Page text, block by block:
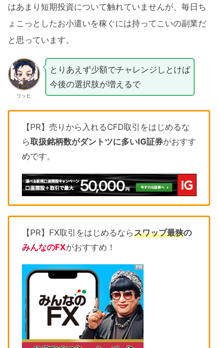
はあまり短期投資について触れていませんが、毎日ち
ょこっとしたお小遣いを稼ぐには持ってこいの副業だ
と思っています。
リッヒ
とりあえず少額でチャレンジしとけば
今後の選択肢が増えるで
【PR】売りから入れるCFD取引をはじめるな
ら取扱銘柄数がダントツに多いIG証券がおすす
めです。
【PR】FX取引をはじめるならスワップ最狭の
みんなのFXがおすすめ！